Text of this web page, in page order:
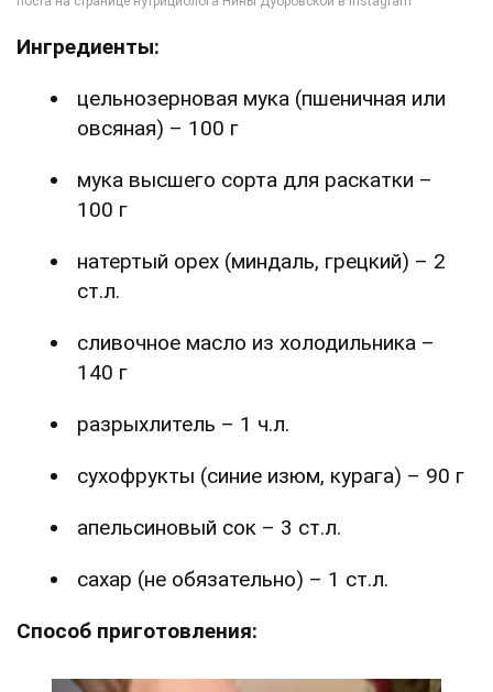
Ингредиенты:
цельнозерновая мука (пшеничная или
овсяная) – 100 г
мука высшего сорта для раскатки –
100 г
натертый орех (миндаль, грецкий) – 2
ст.л.
сливочное масло из холодильника –
140 г
разрыхлитель – 1 ч.л.
сухофрукты (синие изюм, курага) – 90 г
апельсиновый сок – 3 ст.л.
сахар (не обязательно) – 1 ст.л.
Способ приготовления: